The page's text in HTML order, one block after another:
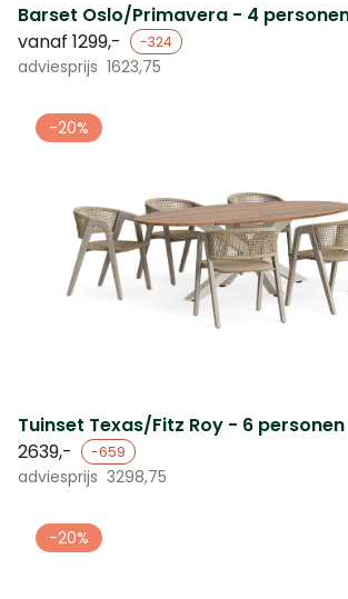
Barset Oslo/Primavera - 4
vanaf 1299,- -324
adviesprijs 1623,75
Tuinset Texas/Fitz Roy - 6 personen
2639,-
-659
adviesprijs 3298,75
-20%
-20%